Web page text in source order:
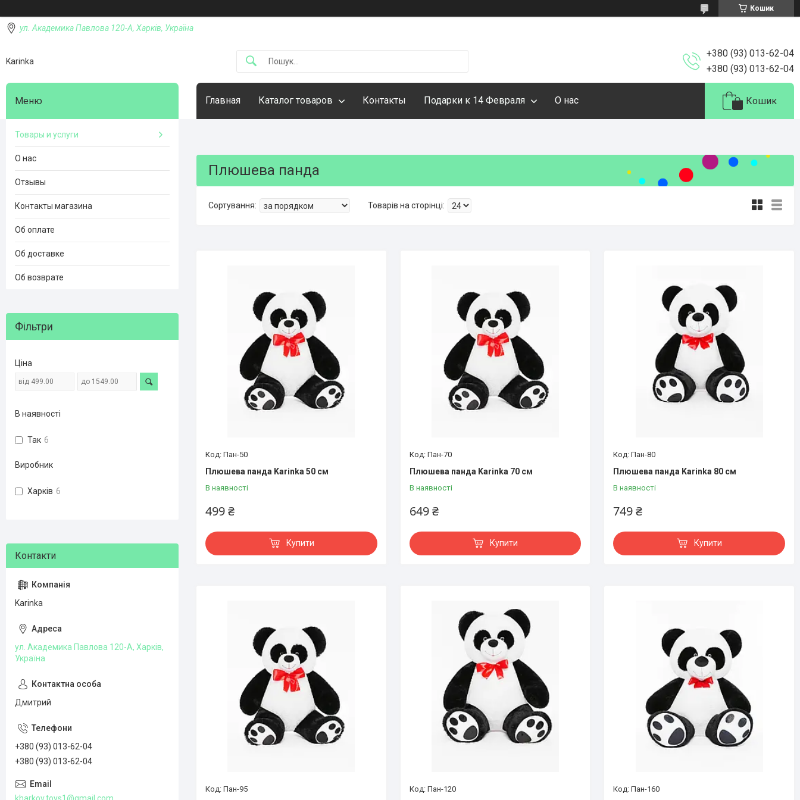
Кошик
ул. Академика Павлова 120-А, Харків, Україна
Karinka
+380 (93) 013-62-04
+380 (93) 013-62-04
Главная Каталог товаров Контакты Подарки к 14 Февраля О нас Кошик
Плюшева панда
Пан-50
Плюшева панда Karinka 50 см
В наявності
499 ₴
Купити
Пан-70
Плюшева панда Karinka 70 см
В наявності
649 ₴
Купити
Пан-80
Плюшева панда Karinka 80 см
В наявності
749 ₴
Купити
Пан-95 Пан-120 Пан-160
Товары и услуги
О нас
Отзывы
Контакты магазина
Об оплате
Об доставке
Об возврате
Фільтри
Ціна
В наявності
Так 6
Виробник
Харків 6
Karinka
ул. Академика Павлова 120-А, Харків,
Україна
Дмитрий
+380 (93) 013-62-04
+380 (93) 013-62-04
kharkov.toys1@gmail.com